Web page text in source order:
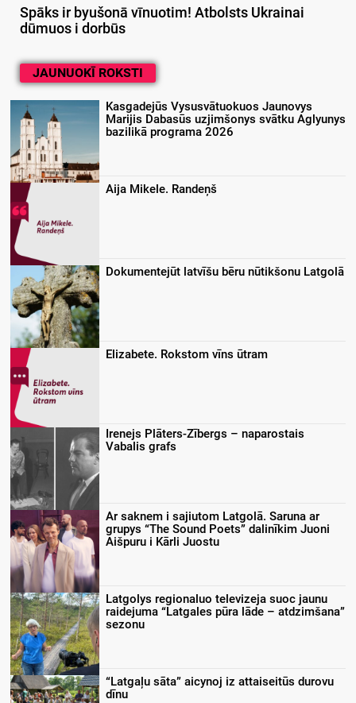
Spāks ir byušonā vīnuotim! Atbolsts Ukrainai
dūmuos i dorbūs
JAUNUOKĪ ROKSTI
Kasgadejūs Vysusvātuokuos Jaunovys
Marijis Dabasūs uzjimšonys svātku Aglyunys
bazilikā programa 2026
Aija Mikele. Randeņš
Dokumentejūt latvīšu bēru nūtikšonu Latgolā
Elizabete. Rokstom vīns ūtram
Irenejs Plāters-Zībergs – naparostais
Vabalis grafs
Ar saknem i sajiutom Latgolā. Saruna ar
grupys “The Sound Poets” dalinīkim Juoni
Aišpuru i Kārli Juostu
Latgolys regionaluo televizeja suoc jaunu
raidejuma “Latgales pūra lāde – atdzimšana”
sezonu
“Latgaļu sāta” aicynoj iz attaiseitūs durovu
dīnu